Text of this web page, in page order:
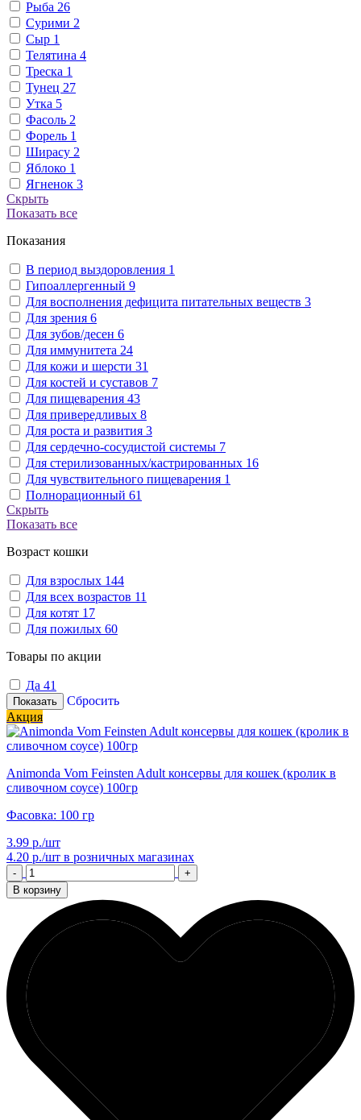
Рыба 26
Сурими 2
Сыр 1
Телятина 4
Треска 1
Тунец 27
Утка 5
Фасоль 2
Форель 1
Ширасу 2
Яблоко 1
Ягненок 3
Скрыть
Показать все
Показания
В период выздоровления 1
Гипоаллергенный 9
Для восполнения дефицита питательных веществ 3
Для зрения 6
Для зубов/десен 6
Для иммунитета 24
Для кожи и шерсти 31
Для костей и суставов 7
Для пищеварения 43
Для привередливых 8
Для роста и развития 3
Для сердечно-сосудистой системы 7
Для стерилизованных/кастрированных 16
Для чувствительного пищеварения 1
Полнорационный 61
Скрыть
Показать все
Возраст кошки
Для взрослых 144
Для всех возрастов 11
Для котят 17
Для пожилых 60
Товары по акции
Да 41
Показать
Сбросить
Акция
Animonda Vom Feinsten Adult консервы для кошек (кролик в
сливочном соусе) 100гр
Фасовка: 100 гр
3.99 р./шт
4.20 р./шт в розничных магазинах
-
+
В корзину